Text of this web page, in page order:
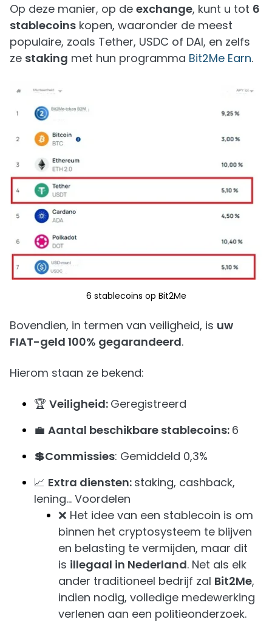
Op deze manier, op de exchange, kunt u tot 6
stablecoins kopen, waaronder de meest
populaire, zoals Tether, USDC of DAI, en zelfs
ze staking met hun programma Bit2Me Earn.
6 stablecoins op Bit2Me
Bovendien, in termen van veiligheid, is uw
FIAT-geld 100% gegarandeerd.
Hierom staan ze bekend:
🏆 Veiligheid: Geregistreerd
💼 Aantal beschikbare stablecoins: 6
💲Commissies: Gemiddeld 0,3%
📈 Extra diensten: staking, cashback,
lening… Voordelen
❌ Het idee van een stablecoin is om
binnen het cryptosysteem te blijven
en belasting te vermijden, maar dit
is illegaal in Nederland. Net als elk
ander traditioneel bedrijf zal Bit2Me,
indien nodig, volledige medewerking
verlenen aan een politieonderzoek.